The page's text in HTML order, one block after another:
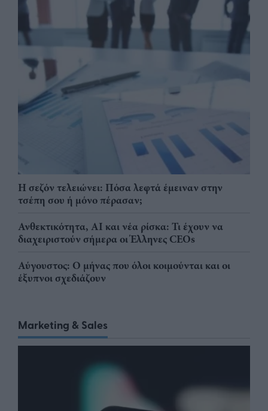
Η σεζόν τελειώνει: Πόσα λεφτά έμειναν στην
τσέπη σου ή μόνο πέρασαν;
Ανθεκτικότητα, AI και νέα ρίσκα: Τι έχουν να
διαχειριστούν σήμερα οι Έλληνες CEOs
Αύγουστος: Ο μήνας που όλοι κοιμούνται και οι
έξυπνοι σχεδιάζουν
Marketing & Sales